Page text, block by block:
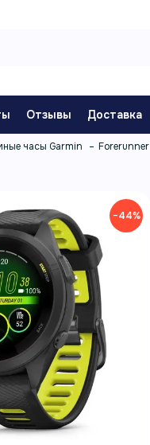
Отзывы Доставка
часы Garmin Forerunner
−44%